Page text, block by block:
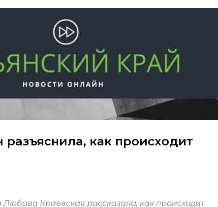
разъяснила, как происходит
Любава Краевская рассказала, как происходит